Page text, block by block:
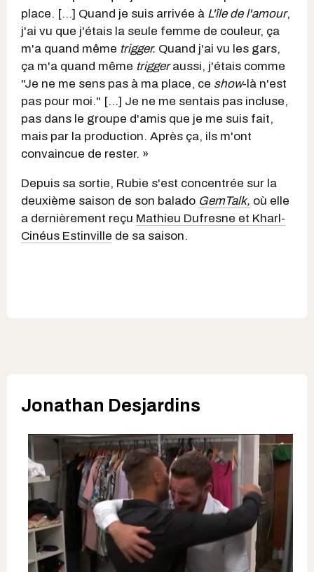
place. [...] Quand je suis arrivée à L'île de l'amour,
j'ai vu que j'étais la seule femme de couleur, ça
m'a quand même trigger. Quand j'ai vu les gars,
ça m'a quand même triggeraussi, j'étais comme
"Je ne me sens pas à ma place, ce show-là n'est
pas pour moi." [...] Je ne me sentais pas incluse,
pas dans le groupe d'amis que je me suis fait,
mais par la production. Après ça, ils m'ont
convaincue de rester. »
Depuis sa sortie, Rubie s'est concentrée sur la
deuxième saison de son balado GemTalk, où elle
a dernièrement reçu Mathieu Dufresne et Kharl-
Cinéus Estinville de sa saison.
Jonathan Desjardins